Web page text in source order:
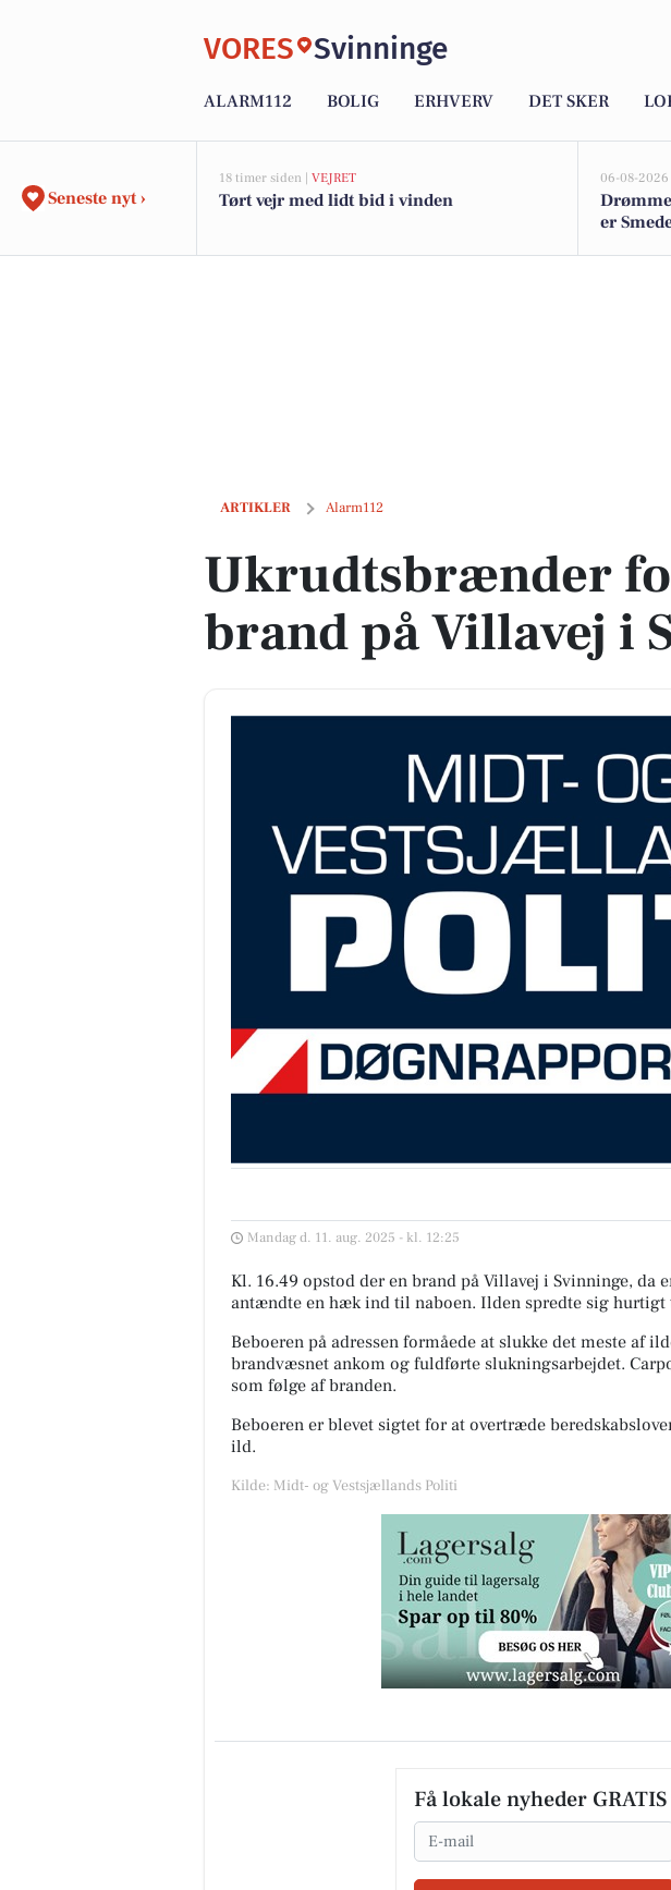
VORES Svinninge
ALARM112 BOLIG ERHVERV DET SKER
Seneste nyt ›
18 timer siden | VEJRET
Tørt vejr med lidt bid i vinden
06-08-2026
er
ARTIKLER Alarm112
Ukrudtsbrænder forårsager brand på Villavej i Svinninge
Ukrudtsbrænder
brand på Villavej i
Mandag d. 11. aug. 2025 - kl. 12:25
Kl. 16.49 opstod der en brand på Villavej i Svinninge, da
antændte en hæk ind til naboen. Ilden spredte sig hurtigt
Beboeren på adressen formåede at slukke det meste af
brandvæsnet ankom og fuldførte slukningsarbejdet.
som følge af branden.
Beboeren er blevet sigtet for at overtræde
ild.
Kilde: Midt- og Vestsjællands Politi
Få lokale nyheder GRATIS
Email